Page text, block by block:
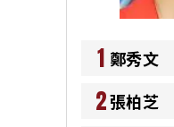
1 鄭秀文
2張柏芝